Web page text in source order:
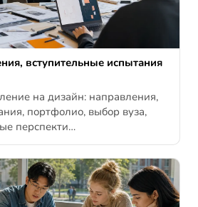
вступительные испытания
на дизайн: направления,
портфолио, выбор вуза,
перспекти…